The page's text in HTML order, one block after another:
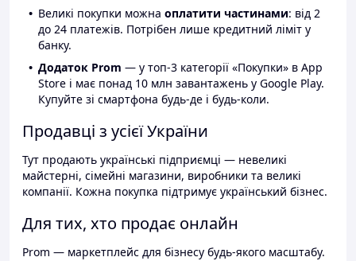
Великі покупки можна оплатити частинами: від 2
до 24 платежів. Потрібен лише кредитний ліміт у
банку.
Додаток Prom — у топ-3 категорії «Покупки» в App
Store і має понад 10 млн завантажень у Google Play.
Купуйте зі смартфона будь-де і будь-коли.
Продавці з усієї України
Тут продають українські підприємці — невеликі
майстерні, сімейні магазини, виробники та великі
компанії. Кожна покупка підтримує український бізнес.
Для тих, хто продає онлайн
Prom — маркетплейс для бізнесу будь-якого масштабу.